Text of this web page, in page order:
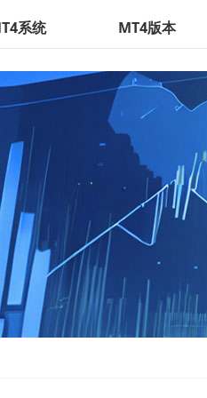
系统 MT4版本